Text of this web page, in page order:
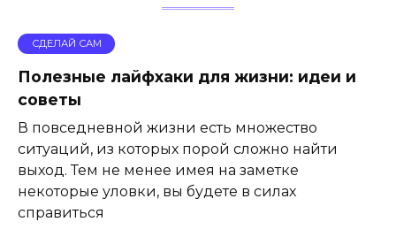
СДЕЛАЙ САМ
Полезные лайфхаки для жизни: идеи и
советы
В повседневной жизни есть множество
ситуаций, из которых порой сложно найти
выход. Тем не менее имея на заметке
некоторые уловки, вы будете в силах
справиться